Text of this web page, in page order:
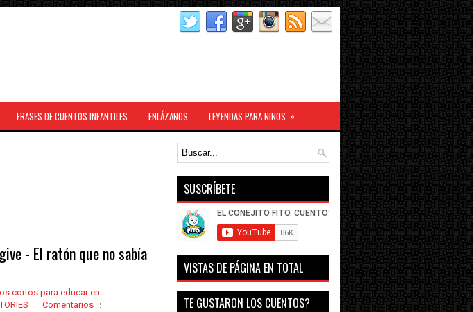
FRASES DE CUENTOS INFANTILES ENLÁZANOS LEYENDAS PARA NIÑOS »
- El ratón que no sabía
cortos para educar en
Comentarios
SUSCRÍBETE
VISTAS DE PÁGINA EN TOTAL
TE GUSTARON LOS CUENTOS?